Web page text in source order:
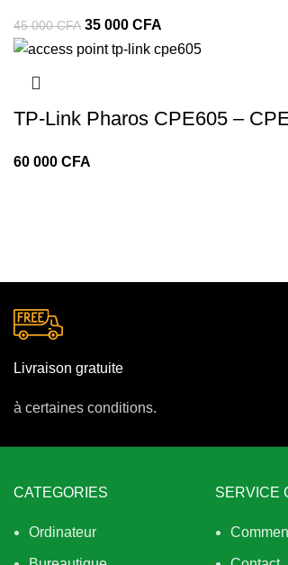
45 000CFA 35 000 CFA
TP‑Link Pharos CPE605 –
CFA
Livraison gratuite
à certaines conditions.
CATEGORIES
Ordinateur
SERVICE